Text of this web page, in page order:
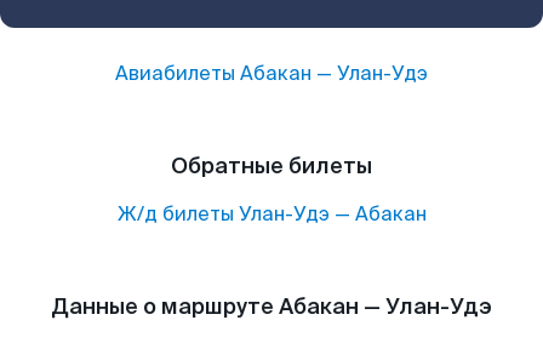
Авиабилеты Абакан — Улан-Удэ
Обратные билеты
Ж/д билеты Улан-Удэ — Абакан
Данные о маршруте Абакан — Улан-Удэ